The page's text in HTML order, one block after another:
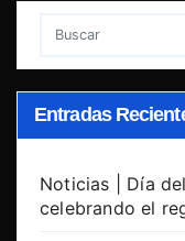
Entradas
Noticias | Día
celebrando el